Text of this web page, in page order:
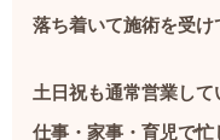
落ち着いて施術を受け
土日祝も通常営業して
仕事・家事・育児で